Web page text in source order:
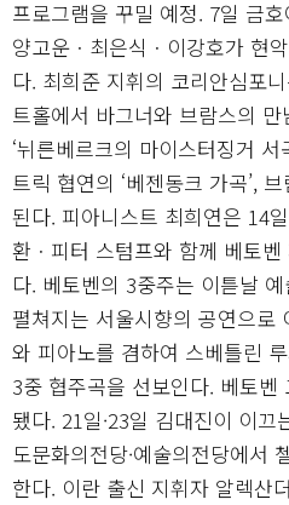
프로그램을 꾸밀 예정. 7일 금호
양고운ㆍ최은식ㆍ이강호가 현
다. 최희준 지휘의 코리안심포
트홀에서 바그너와 브람스의
‘뉘른베르크의 마이스터징거 서
트릭 협연의 ‘베젠동크 가곡’,
된다. 피아니스트 최희연은 14
환ㆍ피터 스텀프와 함께 베토
다. 베토벤의 3중주는 이튿날
펼쳐지는 서울시향의 공연으로
와 피아노를 겸하여 스베틀린
3중 협주곡을 선보인다. 베토벤
됐다. 21일·23일 김대진이 이끄
도문화의전당·예술의전당에서
한다. 이란 출신 지휘자 알렉산